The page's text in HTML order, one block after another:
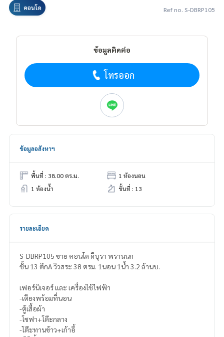
คอนโด Ref no. S-DBRP105
ข้อมูลติดต่อ
โทรออก
ข้อมูลอสังหาฯ
พื้นที่ : 38.00 ตร.ม.
1 ห้องนอน
1 ห้องน้ำ
ชั้นที่ : 13
รายละเอียด
S-DBRP105 ขาย คอนโด ดีบุรา พรานนก
ชั้น 13 ตึกA วิวสระ 38 ตรม. 1นอน 1น้ำ 3.2 ล้านบ.
เฟอร์นิเจอร์ และ เครื่องใช้ไฟฟ้า
-เตียงพร้อมที่นอน
-ตู้เสื้อผ้า
-โซฟา+โต๊ะกลาง
-โต๊ะทานข้าว+เก้าอี้